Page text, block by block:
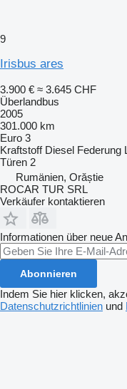
9
Irisbus ares
3.900 € ≈ 3.645 CHF
Überlandbus
2005
301.000 km
Euro 3
Kraftstoff Diesel Federung
Türen 2
Rumänien, Orăștie
ROCAR TUR SRL
Verkäufer kontaktieren
Informationen über neue
Abonnieren
Indem Sie hier klicken,
Datenschutzrichtlinien und